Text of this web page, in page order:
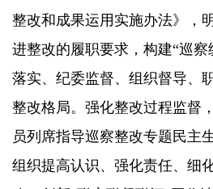
整改和成果运用实施办法》，
进整改的履职要求，构建“巡
落实、纪委监督、组织督导、
整改格局。强化整改过程监督
员列席指导巡察整改专题民主
组织提高认识、强化责任、细